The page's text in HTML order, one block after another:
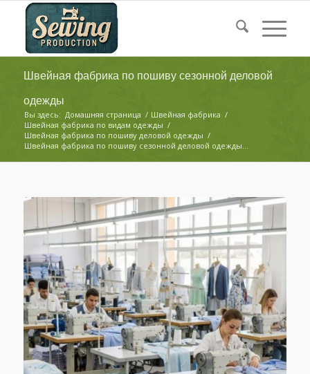
Швейная фабрика по пошиву сезонной деловой
одежды
Вы здесь: Домашняя страница / Швейная фабрика /
Швейная фабрика по видам одежды /
Швейная фабрика по пошиву деловой одежды /
Швейная фабрика по пошиву сезонной деловой одежды...